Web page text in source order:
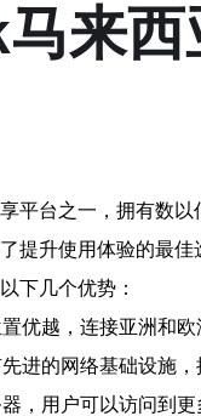
来
平台之一，拥有数
提升使用体验的最佳
下几个优势：
优越，连接亚洲和
进的网络基础设施
，用户可以访问到